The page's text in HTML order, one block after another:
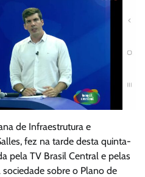
de Infraestrutura e
fez na tarde desta quinta-
pela TV Brasil Central e pelas
sobre o Plano de